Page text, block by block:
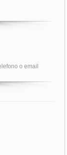
o email